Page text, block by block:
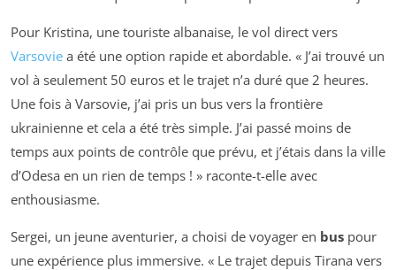
Pour Kristina, une touriste albanaise, le vol direct vers
Varsovie a été une option rapide et abordable. « J’ai trouvé un
vol à seulement 50 euros et le trajet n’a duré que 2 heures.
Une fois à Varsovie, j’ai pris un bus vers la frontière
ukrainienne et cela a été très simple. J’ai passé moins de
temps aux points de contrôle que prévu, et j’étais dans la ville
d’Odesa en un rien de temps ! » raconte-t-elle avec
enthousiasme.
Sergei, un jeune aventurier, a choisi de voyager en bus pour
une expérience plus immersive. « Le trajet depuis Tirana vers